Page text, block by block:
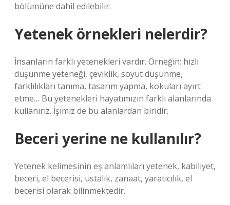
bölümüne dahil edilebilir.
Yetenek örnekleri nelerdir?
İnsanların farklı yetenekleri vardır. Örneğin: hızlı
düşünme yeteneği, çeviklik, soyut düşünme,
farklılıkları tanıma, tasarım yapma, kokuları ayırt
etme… Bu yetenekleri hayatımızın farklı alanlarında
kullanırız. İşimiz de bu alanlardan biridir.
Beceri yerine ne kullanılır?
Yetenek kelimesinin eş anlamlıları yetenek, kabiliyet,
beceri, el becerisi, ustalık, zanaat, yaratıcılık, el
becerisi olarak bilinmektedir.